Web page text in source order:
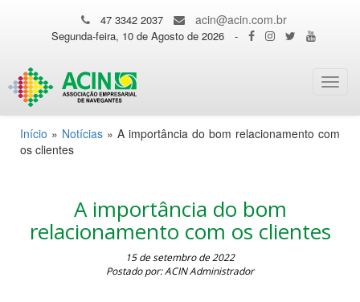
47 3342 2037 acin@acin.com.br
Segunda-feira, 10 de Agosto de 2026 -
Início » Notícias » A importância do bom relacionamento com
os clientes
A importância do bom
relacionamento com os clientes
15 de setembro de 2022
Postado por: ACIN Administrador